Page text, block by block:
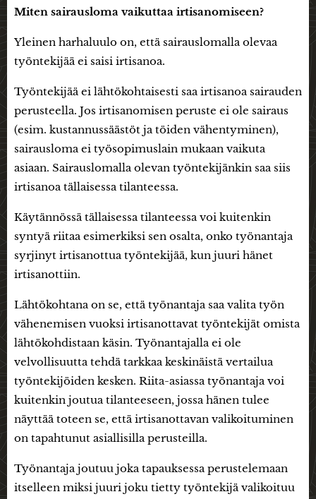
Miten sairausloma vaikuttaa irtisanomiseen?
Yleinen harhaluulo on, että sairauslomalla olevaa
työntekijää ei saisi irtisanoa.
Työntekijää ei lähtökohtaisesti saa irtisanoa sairauden
perusteella. Jos irtisanomisen peruste ei ole sairaus
(esim. kustannussäästöt ja töiden vähentyminen),
sairausloma ei työsopimuslain mukaan vaikuta
asiaan. Sairauslomalla olevan työntekijänkin saa siis
irtisanoa tällaisessa tilanteessa.
Käytännössä tällaisessa tilanteessa voi kuitenkin
syntyä riitaa esimerkiksi sen osalta, onko työnantaja
syrjinyt irtisanottua työntekijää, kun juuri hänet
irtisanottiin.
Lähtökohtana on se, että työnantaja saa valita työn
vähenemisen vuoksi irtisanottavat työntekijät omista
lähtökohdistaan käsin. Työnantajalla ei ole
velvollisuutta tehdä tarkkaa keskinäistä vertailua
työntekijöiden kesken. Riita-asiassa työnantaja voi
kuitenkin joutua tilanteeseen, jossa hänen tulee
näyttää toteen se, että irtisanottavan valikoituminen
on tapahtunut asiallisilla perusteilla.
Työnantaja joutuu joka tapauksessa perustelemaan
itselleen miksi juuri joku tietty työntekijä valikoituu